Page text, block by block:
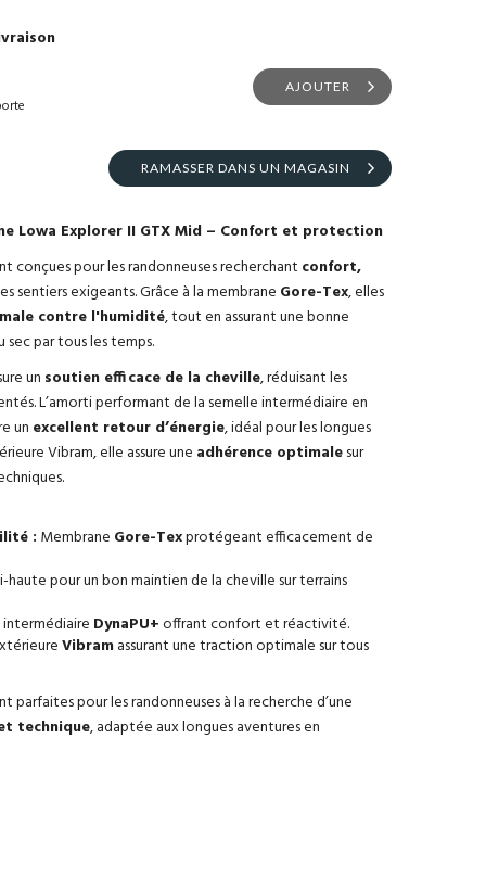
AJOUTER
RAMASSER DANS UN MAGASIN
Lowa Explorer II GTX Mid – Confort et protection
conçues pour les randonneuses recherchant confort,
sentiers exigeants. Grâce à la membrane Gore-Tex, elles
contre l'humidité, tout en assurant une bonne
sec par tous les temps.
un soutien efficace de la cheville, réduisant les
L’amorti performant de la semelle intermédiaire en
un excellent retour d’énergie, idéal pour les longues
Vibram, elle assure une adhérence optimalesur
: Membrane Gore-Texprotégeant efficacement de
haute pour un bon maintien de la cheville sur terrains
DynaPU+offrant confort et réactivité.
Vibramassurant une traction optimale sur tous
parfaites pour les randonneuses à la recherche d’une
technique, adaptée aux longues aventures en